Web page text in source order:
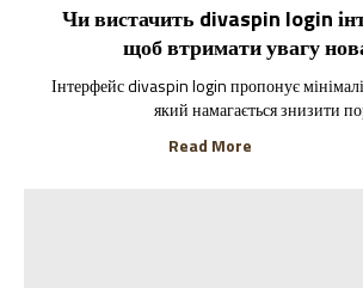
Чи вистачить divaspin login
щоб втримати увагу
Інтерфейс divaspin login пропонує
який намагається знизити
Read More